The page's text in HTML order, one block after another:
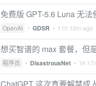
免费版 GPT-5.6 Luna 无法
OpenAI • GDSR • 11h 16m ago
想买智谱的 max 套餐，但
程序员 • DisastrousNet • 1h